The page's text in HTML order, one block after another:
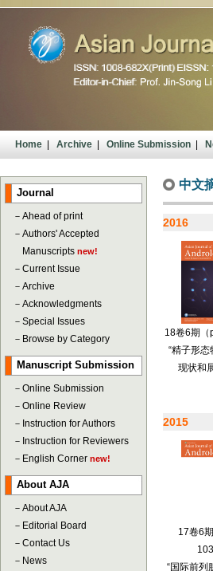
Home| Archive| Online Submission|
Journal
－ Ahead of print
－ Authors' Accepted
Manuscripts new!
－ Current Issue
－ Archive
－ Acknowledgments
－ Special Issues
－ Browse by Category
Manuscript Submission
－ Online Submission
－ Online Review
－ Instruction for Authors
－ Instruction for Reviewers
－ English Corner new!
About AJA
－ About AJA
－ Editorial Board
－ Contact Us
－ News
中文
2016
18卷6期（
“精子形
现状和
2015
17卷6
“国际前列